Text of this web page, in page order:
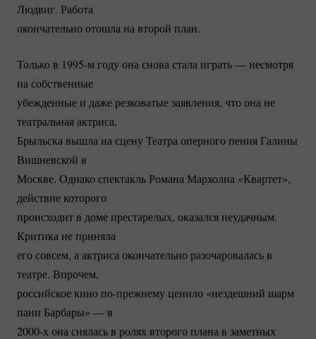
Людвиг. Работа
окончательно отошла на второй план.
Только в 1995-м году она снова стала играть — несмотря
на собственные
убежденные и даже резковатые заявления, что она не
театральная актриса,
Брыльска вышла на сцену Театра оперного пения Галины
Вишневской в
Москве. Однако спектакль Романа Мархолиа «Квартет»,
действие которого
происходит в доме престарелых, оказался неудачным.
Критика не приняла
его совсем, а актриса окончательно разочаровалась в
театре. Впрочем,
российское кинопо-прежнемуценило «нездешний шарм
пани Барбары» — в
2000-х она снялась в ролях второго плана в заметных